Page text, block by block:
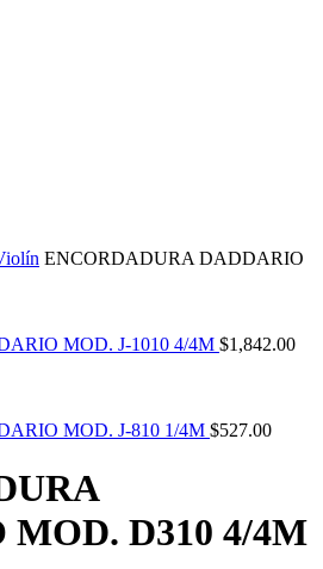
ENCORDADURA DADDARIO
MOD. J-1010 4/4M $1,842.00
MOD. J-810 1/4M $527.00
D310 4/4M